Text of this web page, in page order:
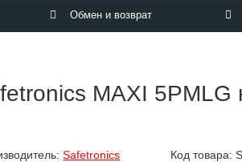
Обмен и возврат
MAXI 5PMLG
Safetronics Код товара: